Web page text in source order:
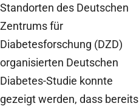
Standorten des Deutschen
Zentrums für
Diabetesforschung (DZD)
organisierten Deutschen
Diabetes-Studie konnte
gezeigt werden, dass bereits